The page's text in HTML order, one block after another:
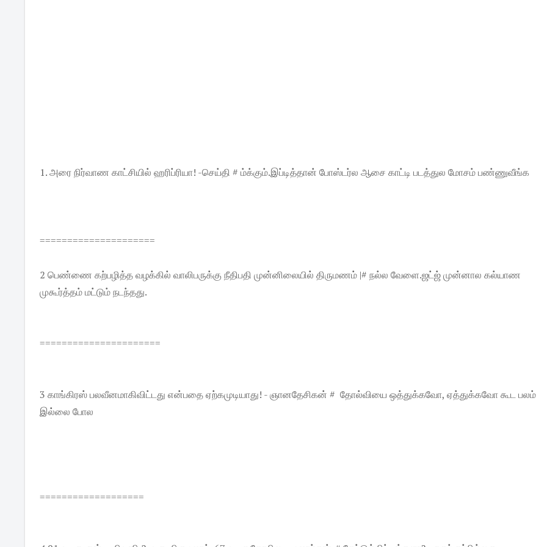
1. அரை நிர்வாண காட்சியில் ஹரிப்ரியா! -செய்தி # ம்க்கும்.இப்டித்தான் போஸ்டர்ல ஆசை காட்டி படத்துல மோசம் பண்ணுவீங்க
=====================
2 பெண்ணை கற்பழித்த வழக்கில் வாலிபருக்கு நீதிபதி முன்னிலையில் திருமணம் |# நல்ல வேளை.ஜட்ஜ் முன்னால கல்யாண
முகூர்த்தம் மட்டும் நடந்தது.
======================
3 காங்கிரஸ் பலவீனமாகிவிட்டது என்பதை ஏற்கமுடியாது! - ஞானதேசிகன் # தோல்வியை ஒத்துக்கவோ, ஏத்துக்கவோ கூட பலம்
இல்லை போல
===================